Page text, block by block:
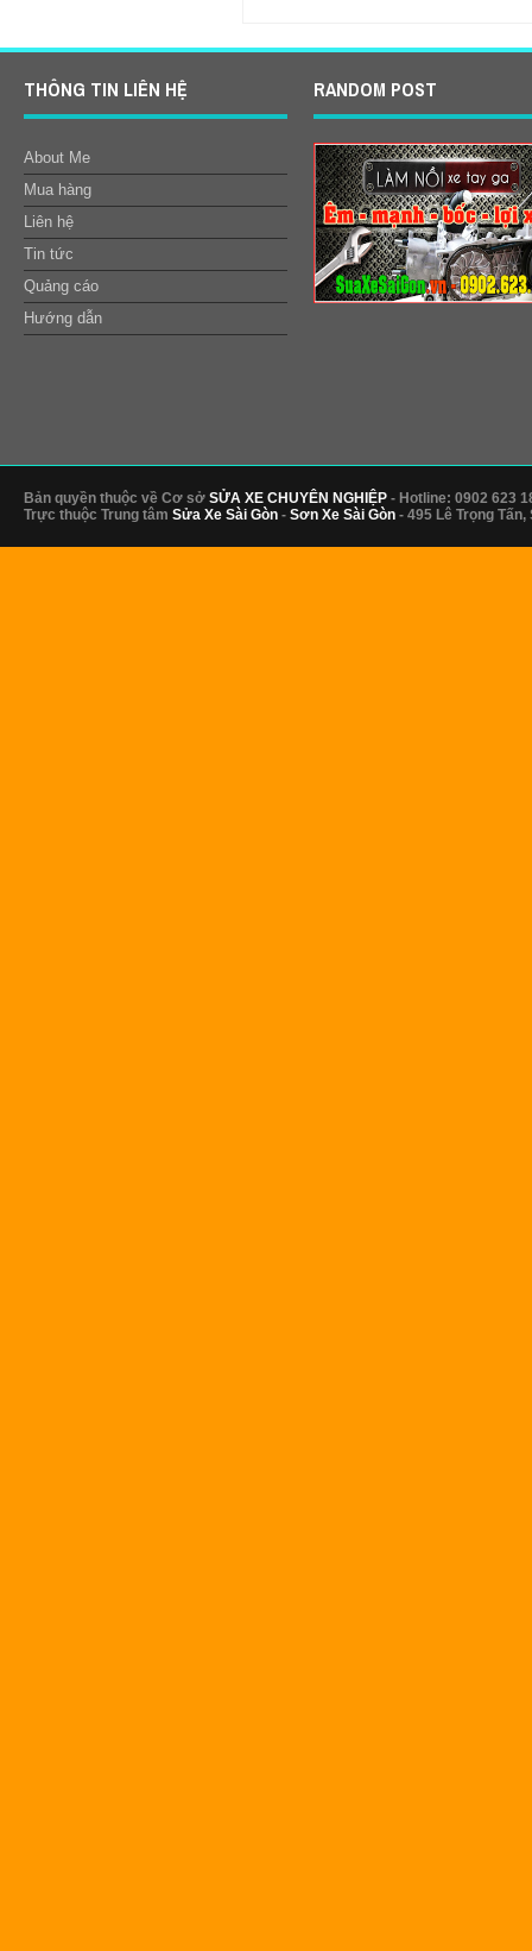
THÔNG TIN LIÊN HỆ
About Me
Mua hàng
Liên hệ
Tin tức
Quảng cáo
Hướng dẫn
RANDOM POST
Bản quyền thuộc về Cơ sở SỬA XE CHUYÊN NGHIỆP- Hotline: 0902 623
Trực thuộc Trung tâm Sửa Xe Sài Gòn- Sơn Xe Sài Gòn- 495 Lê Trọng Tấn,